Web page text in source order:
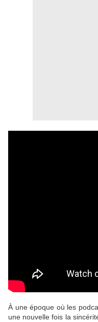
À une époque où les
une nouvelle fois la